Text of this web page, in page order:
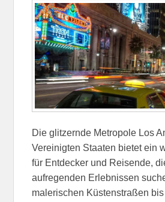
Die glitzernde Metropole Los
Vereinigten Staaten bietet ein
für Entdecker und Reisende,
aufregenden Erlebnissen
malerischen Küstenstraßen